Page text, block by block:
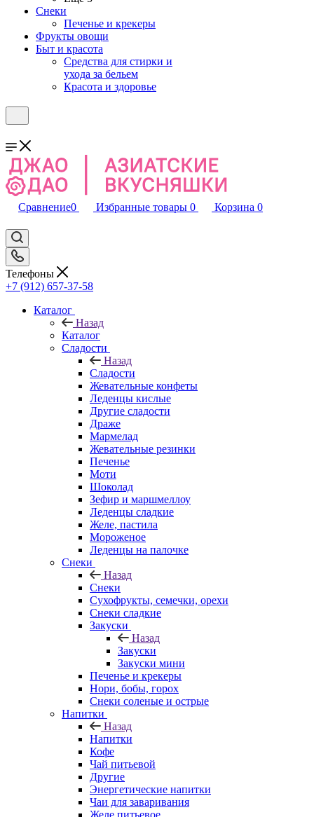
Снеки
Печенье и крекеры
Фрукты овощи
Быт и красота
Средства для стирки и
ухода за бельем
Красота и здоровье
Сравнение0 Избранные товары 0 Корзина 0
Телефоны
+7 (912) 657-37-58
Каталог
Назад
Каталог
Сладости
Назад
Сладости
Жевательные конфеты
Леденцы кислые
Другие сладости
Драже
Мармелад
Жевательные резинки
Печенье
Моти
Шоколад
Зефир и маршмеллоу
Леденцы сладкие
Желе, пастила
Мороженое
Леденцы на палочке
Снеки
Назад
Снеки
Сухофрукты, семечки, орехи
Снеки сладкие
Закуски
Назад
Закуски
Закуски мини
Печенье и крекеры
Нори, бобы, горох
Снеки соленые и острые
Напитки
Назад
Напитки
Кофе
Чай питьевой
Другие
Энергетические напитки
Чаи для заваривания
Желе питьевое